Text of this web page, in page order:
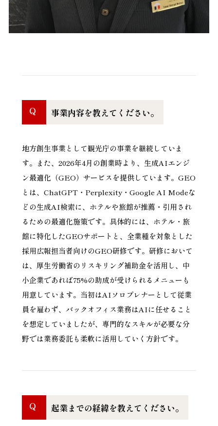
Q 事業内容を教えてください。
地方創生事業として観光庁の事業を継続していま
す。また、2026年4月の創業時より、生成AIエンジ
ン最適化（GEO）サービスを提供しています。GEO
とは、ChatGPT・Perplexity・Google AI Modeな
どの生成AI検索に、ホテルや旅館が推薦・引用され
るための最適化施策です。具体的には、ホテル・旅
館に特化したGEOサポートと、全業種を対象とした
採用広報担当者向けのGEO研修です。研修において
は、厚生労働省のリスキリング補助金を活用し、中
小企業であれば75%の助成が受けられるメニューも
用意しています。当初はAIソロプレナーとして従業
員を雇わず、バックオフィス業務はAIに任せること
を想定していましたが、専門的なスキルが必要な分
野では業務委託も柔軟に活用していく方針です。
Q 起業までの経緯を教えてください。